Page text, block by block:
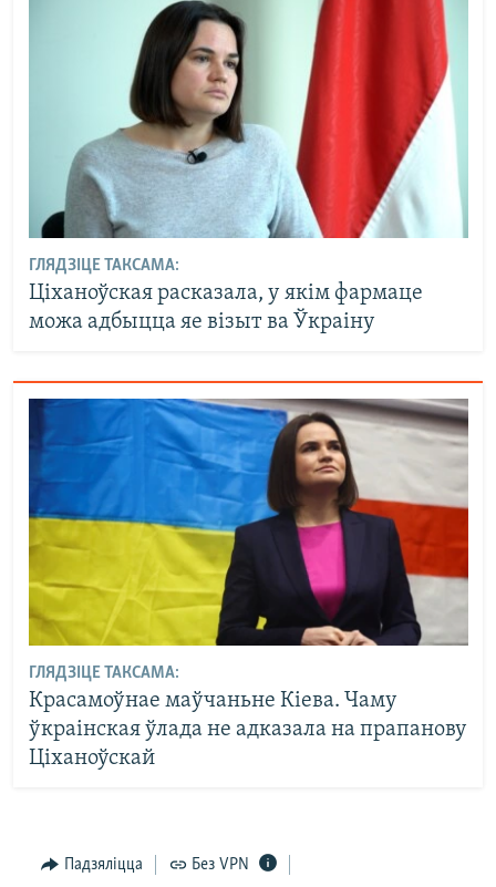
ГЛЯДЗІЦЕ ТАКСАМА:
Ціханоўская расказала, у якім фармаце
можа адбыцца яе візыт ва Ўкраіну
ГЛЯДЗІЦЕ ТАКСАМА:
Красамоўнае маўчаньне Кіева. Чаму
ўкраінская ўлада не адказала на прапанову
Ціханоўскай
Падзяліцца Без VPN